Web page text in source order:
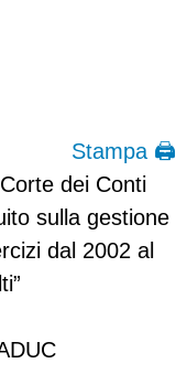
Stampa 🖨
dei Conti
sulla gestione
dal 2002 al